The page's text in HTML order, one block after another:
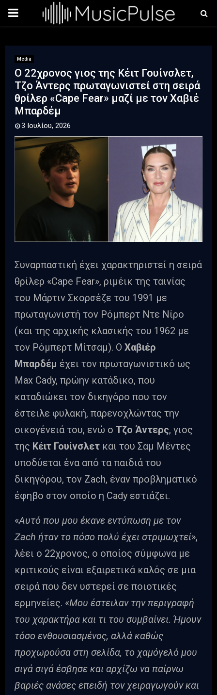
PRIMARY
Media
Ο 22χρονος γιος της Κέιτ Γουίνσλετ,
Τζο Άντερς πρωταγωνιστεί στη σειρά
θρίλερ «Cape Fear» μαζί με τον Χαβιέ
Μπαρδέμ
3 Ιουλίου, 2026
Συναρπαστική έχει χαρακτηριστεί η σειρά
θρίλερ «Cape Fear», ριμέικ της ταινίας
του Μάρτιν Σκορσέζε του 1991 με
πρωταγωνιστή τον Ρόμπερτ Ντε Νίρο
(και της αρχικής κλασικής του 1962 με
τον Ρόμπερτ Μίτσαμ). Ο Χαβιέρ
Μπαρδέμ έχει τον πρωταγωνιστικό ως
Max Cady, πρώην κατάδικο, που
καταδιώκει τον δικηγόρο που τον
έστειλε φυλακή, παρενοχλώντας την
οικογένειά του, ενώ ο Τζο Άντερς, γιος
της Κέιτ Γουίνσλετ και του Σαμ Μέντες
υποδύεται ένα από τα παιδιά του
δικηγόρου, τον Zach, έναν προβληματικό
έφηβο στον οποίο η Cady εστιάζει.
«Αυτό που μου έκανε εντύπωση με τον
Zach ήταν το πόσο πολύ έχει στριμωχτεί»,
λέει ο 22χρονος, ο οποίος σύμφωνα με
κριτικούς είναι εξαιρετικά καλός σε μια
σειρά που δεν υστερεί σε ποιοτικές
ερμηνείες. «Μου έστειλαν την περιγραφή
του χαρακτήρα και τι του συμβαίνει. Ήμουν
τόσο ενθουσιασμένος, αλλά καθώς
προχωρούσα στη σελίδα, το χαμόγελό μου
σιγά σιγά έσβησε και αρχίζω να παίρνω
βαριές ανάσες επειδή τον χειραγωγούν και